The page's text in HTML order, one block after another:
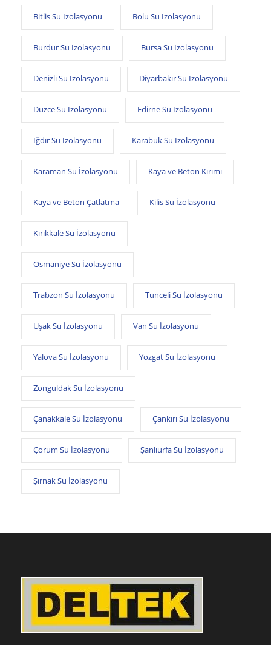
Bitlis Su İzolasyonu Bolu Su İzolasyonu
Burdur Su İzolasyonu Bursa Su İzolasyonu
Denizli Su İzolasyonu Diyarbakır Su İzolasyonu
Düzce Su İzolasyonu Edirne Su İzolasyonu
Iğdır Su İzolasyonu Karabük Su İzolasyonu
Karaman Su İzolasyonu Kaya ve Beton Kırımı
Kaya ve Beton Çatlatma Kilis Su İzolasyonu
Kırıkkale Su İzolasyonu
Osmaniye Su İzolasyonu
Trabzon Su İzolasyonu Tunceli Su İzolasyonu
Uşak Su İzolasyonu Van Su İzolasyonu
Yalova Su İzolasyonu Yozgat Su İzolasyonu
Zonguldak Su İzolasyonu
Çanakkale Su İzolasyonu Çankırı Su İzolasyonu
Çorum Su İzolasyonu Şanlıurfa Su İzolasyonu
Şırnak Su İzolasyonu